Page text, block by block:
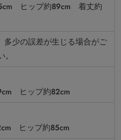
ヒップ約89cm 着丈約
少の誤差が生じる場合がご
ヒップ約82cm
ヒップ約85cm